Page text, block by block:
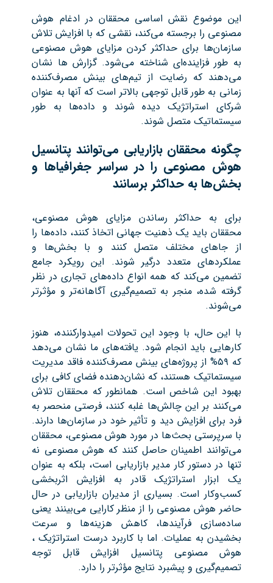
این موضوع نقش اساسی محققان در ادغام هوش
مصنوعی را برجسته می‌کند، نقشی که با افزایش تلاش
سازمان‌ها برای حداکثر کردن مزایای هوش مصنوعی
به طور فزاینده‌ای شناخته می‌شود. گزارش ها نشان
می‌دهند که رضایت از تیم‌های بینش مصرف‌کننده
زمانی به طور قابل توجهی بالاتر است که آنها به عنوان
شرکای استراتژیک دیده شوند و داده‌ها به طور
سیستماتیک متصل شوند.
چگونه محققان بازاریابی می‌توانند پتانسیل
هوش مصنوعی را در سراسر جغرافیاها و
بخش‌ها به حداکثر برسانند
برای به حداکثر رساندن مزایای هوش مصنوعی،
محققان باید یک ذهنیت جهانی اتخاذ کنند، داده‌ها را
از جاهای مختلف متصل کنند و با بخش‌ها و
عملکردهای متعدد درگیر شوند. این رویکرد جامع
تضمین می‌کند که همه انواع داده‌های تجاری در نظر
گرفته شده، منجر به تصمیم‌گیری آگاهانه‌تر و مؤثرتر
می‌شوند.
با این حال، با وجود این تحولات امیدوارکننده، هنوز
کارهایی باید انجام شود. یافته‌های ما نشان می‌دهد
که ۵۹% از پروژه‌های بینش مصرف‌کننده فاقد مدیریت
سیستماتیک هستند، که نشان‌دهنده فضای کافی برای
بهبود این شاخص است. همانطور که محققان تلاش
می‌کنند بر این چالش‌ها غلبه کنند، فرصتی منحصر به
فرد برای افزایش دید و تأثیر خود در سازمان‌ها دارند.
با سرپرستی بحث‌ها در مورد هوش مصنوعی، محققان
می‌توانند اطمینان حاصل کنند که هوش مصنوعی نه
تنها در دستور کار مدیر بازاریابی است، بلکه به عنوان
یک ابزار استراتژیک قادر به افزایش اثربخشی
کسب‌وکار است. بسیاری از مدیران بازاریابی در حال
حاضر هوش مصنوعی را از منظر کارایی می‌بینند یعنی
ساده‌سازی فرآیندها، کاهش هزینه‌ها و سرعت
بخشیدن به عملیات. اما با کاربرد درست استراتژیک ،
هوش مصنوعی پتانسیل افزایش قابل توجه
تصمیم‌گیری و پیشبرد نتایج مؤثرتر را دارد.